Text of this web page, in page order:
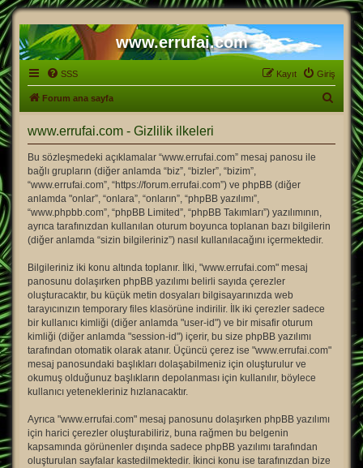
www.errufai.com
SSS Giriş
Kayıt
Forum ana sayfa
www.errufai.com - Gizlilik ilkeleri
Bu sözleşmedeki açıklamalar “www.errufai.com” mesaj panosu ile
bağlı grupların (diğer anlamda “biz”, “bizler”, “bizim”,
“www.errufai.com”, “https://forum.errufai.com”) ve phpBB (diğer
anlamda "onlar”, “onlara”, “onların”, “phpBB yazılımı”,
“www.phpbb.com”, “phpBB Limited”, “phpBB Takımları”) yazılımının,
ayrıca tarafınızdan kullanılan oturum boyunca toplanan bazı bilgilerin
(diğer anlamda “sizin bilgileriniz”) nasıl kullanılacağını içermektedir.
Bilgileriniz iki konu altında toplanır. İlki, "www.errufai.com" mesaj
panosunu dolaşırken phpBB yazılımı belirli sayıda çerezler
oluşturacaktır, bu küçük metin dosyaları bilgisayarınızda web
tarayıcınızın temporary files klasörüne indirilir. İlk iki çerezler sadece
bir kullanıcı kimliği (diğer anlamda "user-id") ve bir misafir oturum
kimliği (diğer anlamda "session-id") içerir, bu size phpBB yazılımı
tarafından otomatik olarak atanır. Üçüncü çerez ise "www.errufai.com"
mesaj panosundaki başlıkları dolaşabilmeniz için oluşturulur ve
okumuş olduğunuz başlıkların depolanması için kullanılır, böylece
kullanıcı yetenekleriniz hızlanacaktır.
Ayrıca "www.errufai.com" mesaj panosunu dolaşırken phpBB yazılımı
için harici çerezler oluşturabiliriz, buna rağmen bu belgenin
kapsamında görünenler dışında sadece phpBB yazılımı tarafından
oluşturulan sayfalar kastedilmektedir. İkinci konu ise tarafınızdan bize